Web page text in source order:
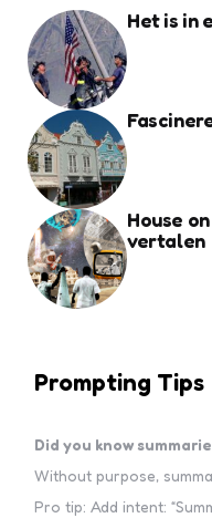
Het is in
House
vertalen
Prompting Tips
Did you know
Without purpose,
Pro tip: Add intent: